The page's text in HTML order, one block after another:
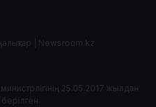
| Newsroom.kz
25.05.2017 жылдан